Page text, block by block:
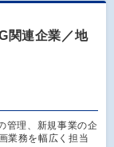
関連企業／地
管理、新規事業の企
業務を幅広く担当